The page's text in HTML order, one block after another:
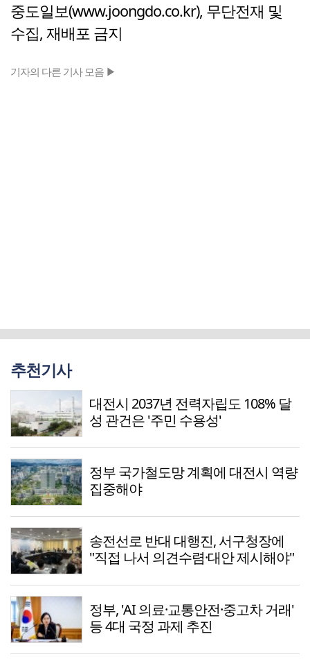
중도일보(www.joongdo.co.kr), 무단전재 및
수집, 재배포 금지
기자의 다른 기사 모음 ▶
추천기사
대전시 2037년 전력자립도 108% 달
성 관건은 '주민 수용성'
정부 국가철도망 계획에 대전시 역량
집중해야
송전선로 반대 대행진, 서구청장에
"직접 나서 의견수렴·대안 제시해야"
정부, 'AI 의료·교통안전·중고차 거래'
등 4대 국정 과제 추진